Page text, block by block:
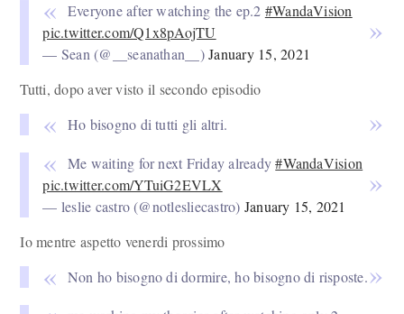
Everyone after watching the ep.2 #WandaVision
pic.twitter.com/Q1x8pAojTU
— Sean (@__seanathan__)January 15, 2021
Tutti, dopo aver visto il secondo episodio
Ho bisogno di tutti gli altri.
Me waiting for next Friday already#WandaVision
pic.twitter.com/YTuiG2EVLX
— leslie castro (@notlesliecastro) January 15, 2021
Io mentre aspetto venerdi prossimo
Non ho bisogno di dormire, ho bisogno di risposte.